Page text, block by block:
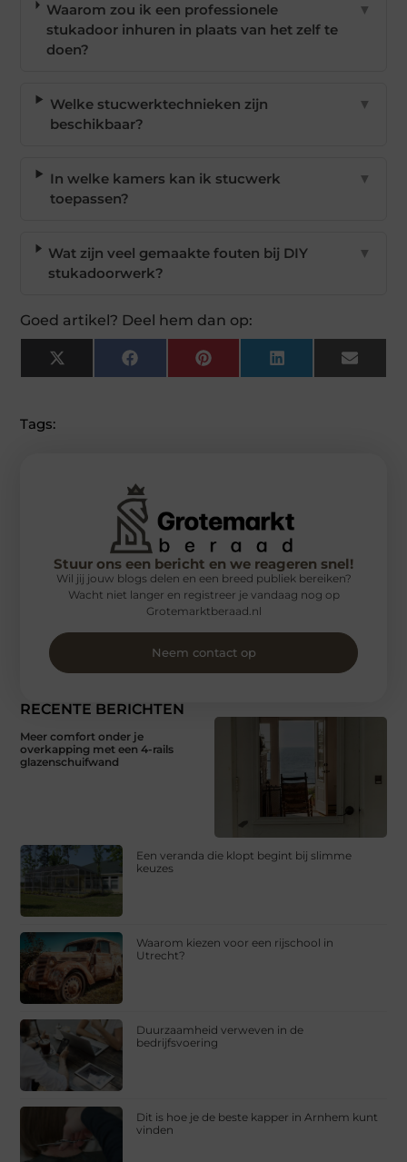
Waarom zou ik een professionele
stukadoor inhuren in plaats van het zelf te
doen?
▼
Welke stucwerktechnieken zijn
beschikbaar?
▼
In welke kamers kan ik stucwerk
toepassen?
▼
Wat zijn veel gemaakte fouten bij DIY
stukadoorwerk?
▼
Goed artikel? Deel hem dan op:
X
(Twitter)
FacebookPinterest LinkedIn Email
Tags:
RECENTE BERICHTEN
Meer comfort onder je
overkapping met een 4-rails
glazenschuifwand
Een veranda die klopt begint bij slimme
keuzes
Waarom kiezen voor een rijschool in
Utrecht?
Duurzaamheid verweven in de
bedrijfsvoering
Dit is hoe je de beste kapper in Arnhem kunt
vinden
Stuur ons een bericht en we reageren snel!
Wil jij jouw blogs delen en een breed publiek bereiken?
Wacht niet langer en registreer je vandaag nog op
Grotemarktberaad.nl
Neem contact op